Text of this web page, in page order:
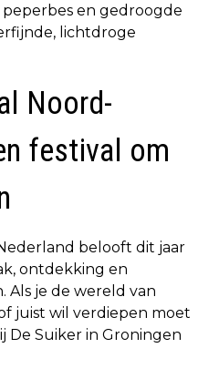
en gedroogde
lichtdroge
Noord-
festival om
belooft dit jaar
ontdekking en
je de wereld van
juist wil verdiepen moet
De Suiker in Groningen